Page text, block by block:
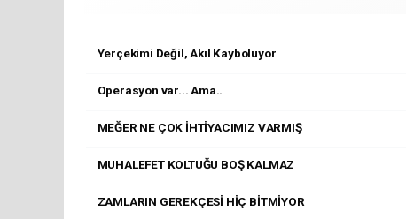
Yerçekimi Değil, Akıl Kayboluyor
Operasyon var... Ama..
MEĞER NE ÇOK İHTİYACIMIZ VARMIŞ
MUHALEFET KOLTUĞU BOŞ KALMAZ
ZAMLARIN GEREKÇESİ HİÇ BİTMİYOR